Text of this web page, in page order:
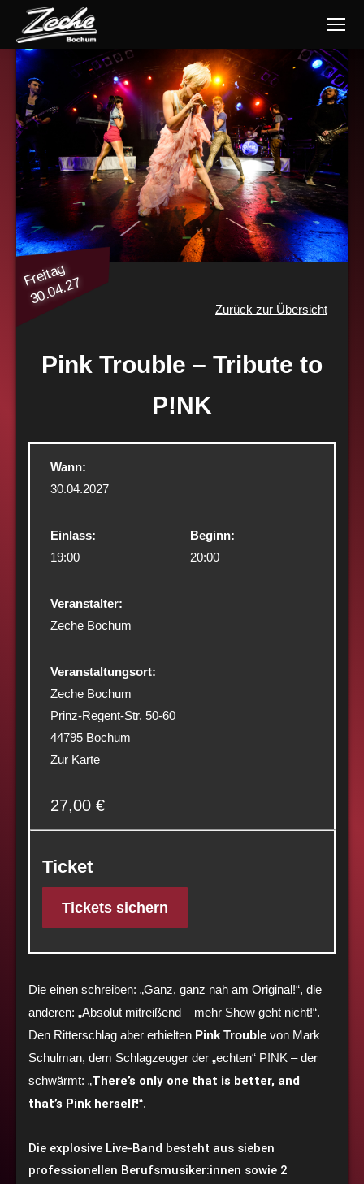
Freitag
30.04.27
Zurück zur Übersicht
Pink Trouble – Tribute to
P!NK
Wann:
30.04.2027
Einlass:
19:00
Beginn:
20:00
Veranstalter:
Zeche Bochum
Veranstaltungsort:
Zeche Bochum
Prinz-Regent-Str. 50-60
44795 Bochum
Zur Karte
27,00 €
Ticket
Tickets sichern
Die einen schreiben: „Ganz, ganz nah am Original!“, die
anderen: „Absolut mitreißend – mehr Show geht nicht!“.
Den Ritterschlag aber erhielten Pink Trouble von Mark
Schulman, dem Schlagzeuger der „echten“ P!NK – der
schwärmt: „There’s only one that is better, and
that’s Pink herself!“.
Die explosive Live-Band besteht aus sieben
professionellen Berufsmusiker:innen sowie 2